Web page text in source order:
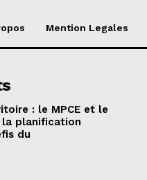
Mention Legales
: le MPCE et le
la planification
du